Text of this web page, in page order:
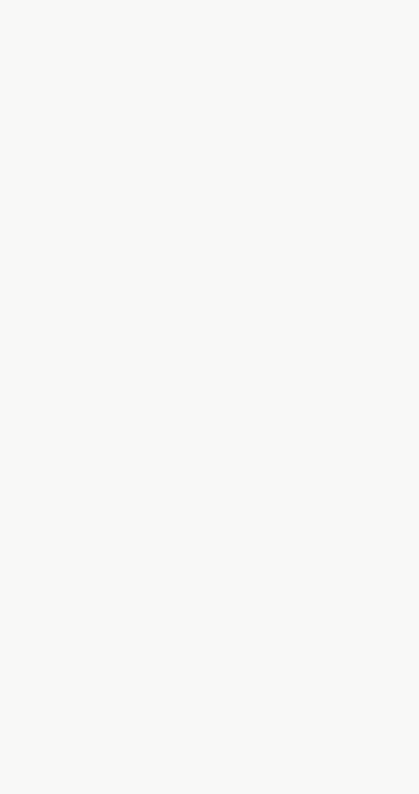
Нежные зефирные оттенки
Лимонный, пудрово-
Контрастный вариант
перца, лайма, гортензии и
Сочетание нескольких
Если в прошлых сезонах в
чем мельче, тем лучше.
калейдоскопа, сделает
Самые актуальные узоры
также геометрические
чехле может быть как в